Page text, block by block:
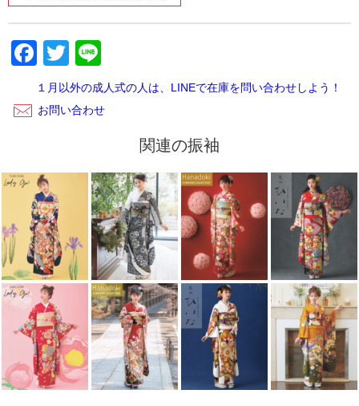
ご返却内容が確認できましたら、当店から受け取りの連絡が
ございます。レンタルご利用いただきありがとうございまし
Facebook
Twitter
１月以外の成人式の人は、LINEで在庫を問い合わせしよう！
お問い合わせ
関連の振袖